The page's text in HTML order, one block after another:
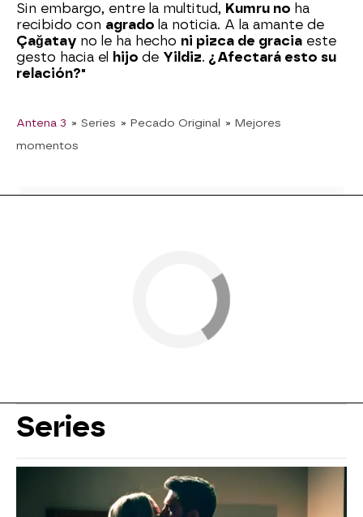
Sin embargo, entre la multitud, Kumru no ha
recibido con agrado la noticia. A la amante de
Çağatay no le ha hecho ni pizca de gracia este
gesto hacia el hijo de Yildiz. ¿Afectará esto su
relación?"
Antena 3 » Series » Pecado Original » Mejores
momentos
Series